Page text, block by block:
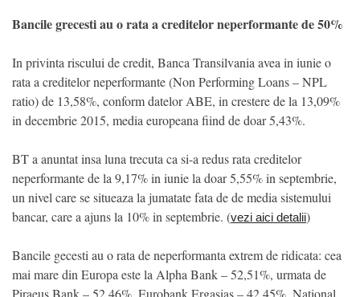
Bancile grecesti au o rata a creditelor neperformante de 50%
In privinta riscului de credit, Banca Transilvania avea in iunie o
rata a creditelor neperformante (Non Performing Loans – NPL
ratio) de 13,58%, conform datelor ABE, in crestere de la 13,09%
in decembrie 2015, media europeana fiind de doar 5,43%.
BT a anuntat insa luna trecuta ca si-a redus rata creditelor
neperformante de la 9,17% in iunie la doar 5,55% in septembrie,
un nivel care se situeaza la jumatate fata de de media sistemului
bancar, care a ajuns la 10% in septembrie. (vezi aici detalii)
Bancile gecesti au o rata de neperformanta extrem de ridicata: cea
mai mare din Europa este la Alpha Bank – 52,51%, urmata de
Piraeus Bank – 52,46%, Eurobank Ergasias – 42,45%, National